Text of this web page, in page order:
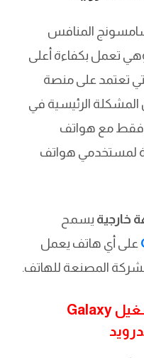
المنافس
تعمل بكفاءة أعلى
تعتمد على منصة
المشكلة الرئيسية في
فقط مع هواتف
لمستخدمي هواتف
خارجية يسمح
على أي هاتف يعمل
المصنعة للهاتف.
uTag: تطبيق جديد يتيح تشغيل Galaxy